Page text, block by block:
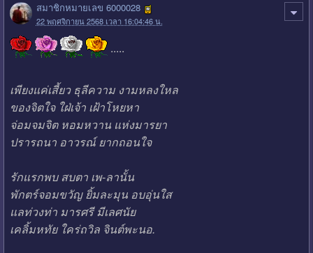
สมาชิกหมายเลข 6000028
22 พฤศจิกายน 2568 เวลา 16:04:46 น.
.....
เพียงแค่เสี้ยว ธุลีความ งามหลงใหล
ของจิตใจ ใฝ่เจ้า เฝ้าโหยหา
จ่อมจมจิต หอมหวาน แห่งมารยา
ปรารถนา อาวรณ์ ยากถอนใจ
รักแรกพบ สบตา เพ-ลานั้น
พักตร์จอมขวัญ ยิ้มละมุน อบอุ่นใส
แลท่วงท่า มารศรี มีเลศนัย
เคลิ้มหทัย ใคร่ถวิล จินต์พะนอ.